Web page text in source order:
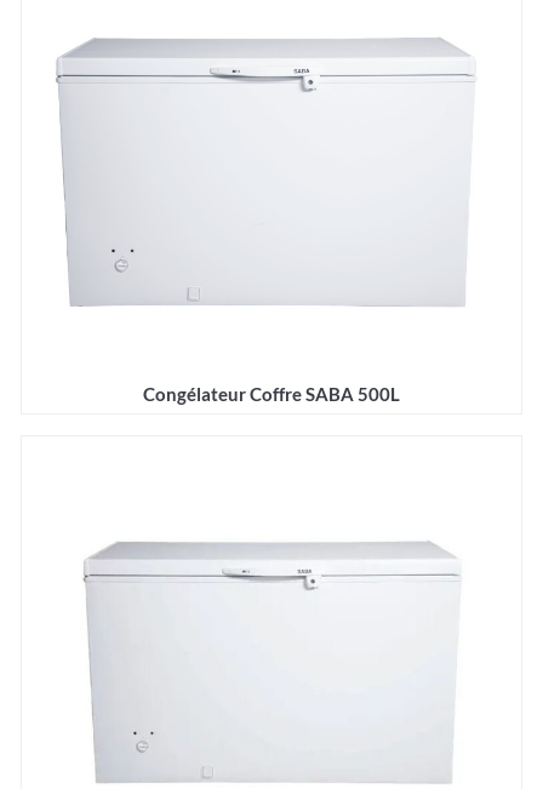
Congélateur Coffre SABA 500L